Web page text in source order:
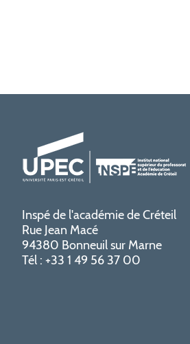
Inspé de l'académie de Créteil
Rue Jean Macé
94380 Bonneuil sur Marne
Tél : +33 1 49 56 37 00